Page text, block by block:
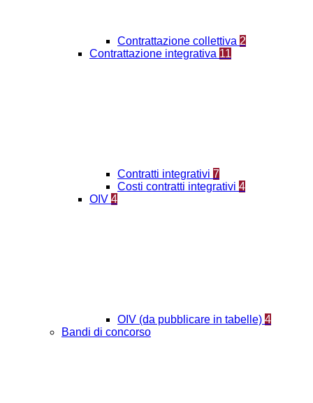
Contrattazione collettiva 2
Contrattazione integrativa 11
Contratti integrativi 7
Costi contratti integrativi 4
OIV 4
OIV (da pubblicare in tabelle) 4
Bandi di concorso